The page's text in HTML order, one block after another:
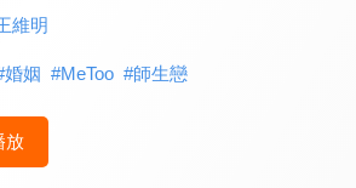
維明
婚姻 #MeToo #師生戀
放